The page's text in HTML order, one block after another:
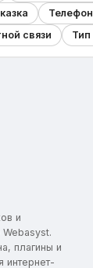
связи
и
плагины и
интернет-